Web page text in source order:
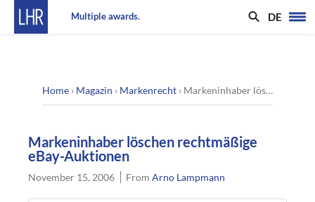
Multiple awards. DE
Home › Magazin › Markenrecht › Markeninhaber löschen rechtmäßige eBay-Auktionen
Markeninhaber löschen rechtmäßige
eBay-Auktionen
November 15, 2006 FromArno Lampmann